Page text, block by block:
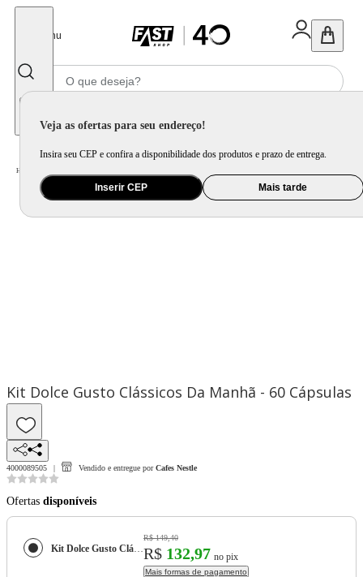
Menu
Veja as ofertas para seu endereço!
Insira seu CEP e confira a disponibilidade dos produtos e prazo de entrega.
Inserir CEP Mais tarde
Home
Kit Dolce Gusto Clássicos Da Manhã - 60 Cápsulas
4000089505 Vendido e entregue por Cafes Nestle
Ofertas disponíveis
Kit Dolce Gusto Clássicos Da Manhã - 60 Cápsulas
R$ 149,40
R$ 132,97 no pix
Mais formas de pagamento